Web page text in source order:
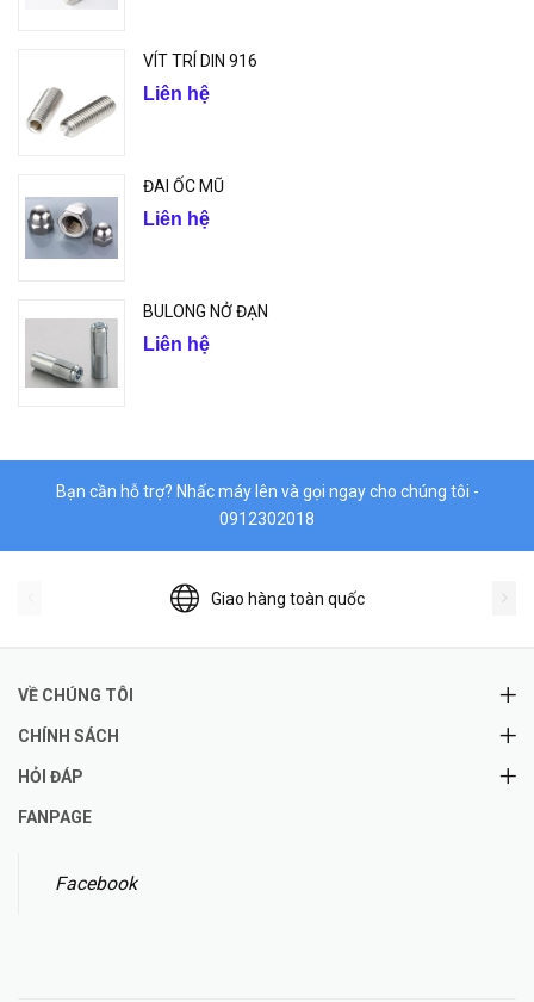
VÍT TRÍ DIN 916
Liên hệ
ĐAI ỐC MŨ
Liên hệ
BULONG NỞ ĐẠN
Liên hệ
Bạn cần hỗ trợ? Nhấc máy lên và gọi ngay cho chúng tôi -
0912302018
Giao hàng toàn quốc
VỀ CHÚNG TÔI
CHÍNH SÁCH
HỎI ĐÁP
FANPAGE
Facebook